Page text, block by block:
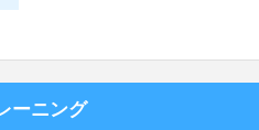
ーニング